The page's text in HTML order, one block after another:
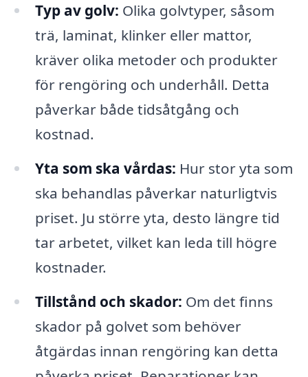
Typ av golv: Olika golvtyper, såsom
trä, laminat, klinker eller mattor,
kräver olika metoder och produkter
för rengöring och underhåll. Detta
påverkar både tidsåtgång och
kostnad.
Yta som ska vårdas: Hur stor yta som
ska behandlas påverkar naturligtvis
priset. Ju större yta, desto längre tid
tar arbetet, vilket kan leda till högre
kostnader.
Tillstånd och skador: Om det finns
skador på golvet som behöver
åtgärdas innan rengöring kan detta